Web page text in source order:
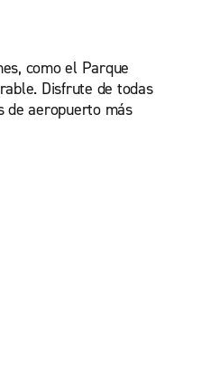
como el Parque
Disfrute de todas
de aeropuerto más